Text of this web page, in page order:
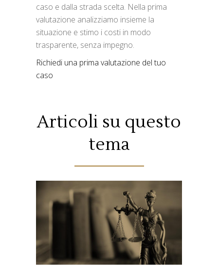
caso e dalla strada scelta. Nella prima
valutazione analizziamo insieme la
situazione e stimo i costi in modo
trasparente, senza impegno.
Richiedi una prima valutazione del tuo
caso
Articoli su questo
tema